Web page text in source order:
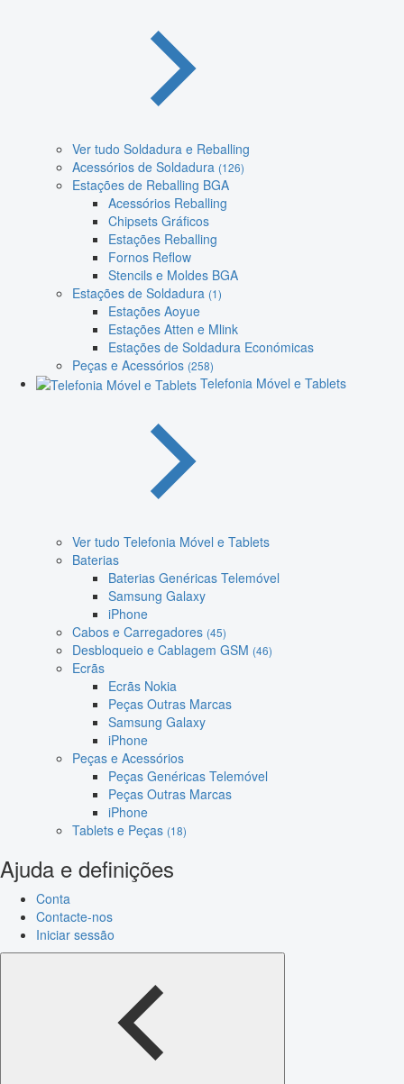
Ver tudo Soldadura e Reballing
Acessórios de Soldadura (126)
Estações de Reballing BGA
Acessórios Reballing
Chipsets Gráficos
Estações Reballing
Fornos Reflow
Stencils e Moldes BGA
Estações de Soldadura (1)
Estações Aoyue
Estações Atten e Mlink
Estações de Soldadura Económicas
Peças e Acessórios (258)
Telefonia Móvel e Tablets
Ver tudo Telefonia Móvel e Tablets
Baterias
Baterias Genéricas Telemóvel
Samsung Galaxy
iPhone
Cabos e Carregadores (45)
Desbloqueio e Cablagem GSM (46)
Ecrãs
Ecrãs Nokia
Peças Outras Marcas
Samsung Galaxy
iPhone
Peças e Acessórios
Peças Genéricas Telemóvel
Peças Outras Marcas
iPhone
Tablets e Peças (18)
Ajuda e definições
Conta
Contacte-nos
Iniciar sessão